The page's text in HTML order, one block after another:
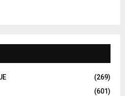
(269)
(601)